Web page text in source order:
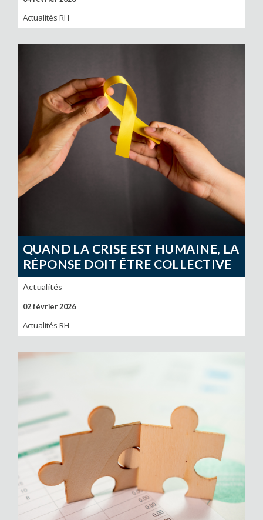
Actualités RH
QUAND LA CRISE EST HUMAINE, LA
RÉPONSE DOIT ÊTRE COLLECTIVE
Actualités
02 février 2026
Actualités RH